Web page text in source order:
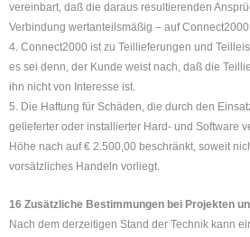
vereinbart, daß die daraus resultierenden
Verbindung wertanteilsmäßig – auf
4. Connect2000 ist zu Teillieferungen und
es sei denn, der Kunde weist nach, daß die
ihn nicht von Interesse ist.
5. Die Haftung für Schäden, die durch den
gelieferter oder installierter Hard- und Software
Höhe nach auf € 2.500,00 beschränkt, soweit
vorsätzliches Handeln vorliegt.
16 Zusätzliche Bestimmungen bei Projekten
Nach dem derzeitigen Stand der Technik kann